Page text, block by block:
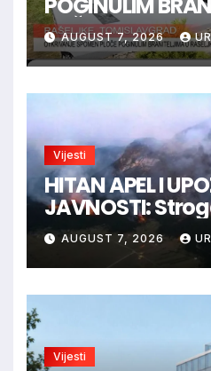
RAŠELJKAMA
AUGUST 7, 2026
Vijesti
HITAN APEL I
JAVNOSTI:
loženja vatre u
Blidinje!
AUGUST 7, 2026
Vijesti